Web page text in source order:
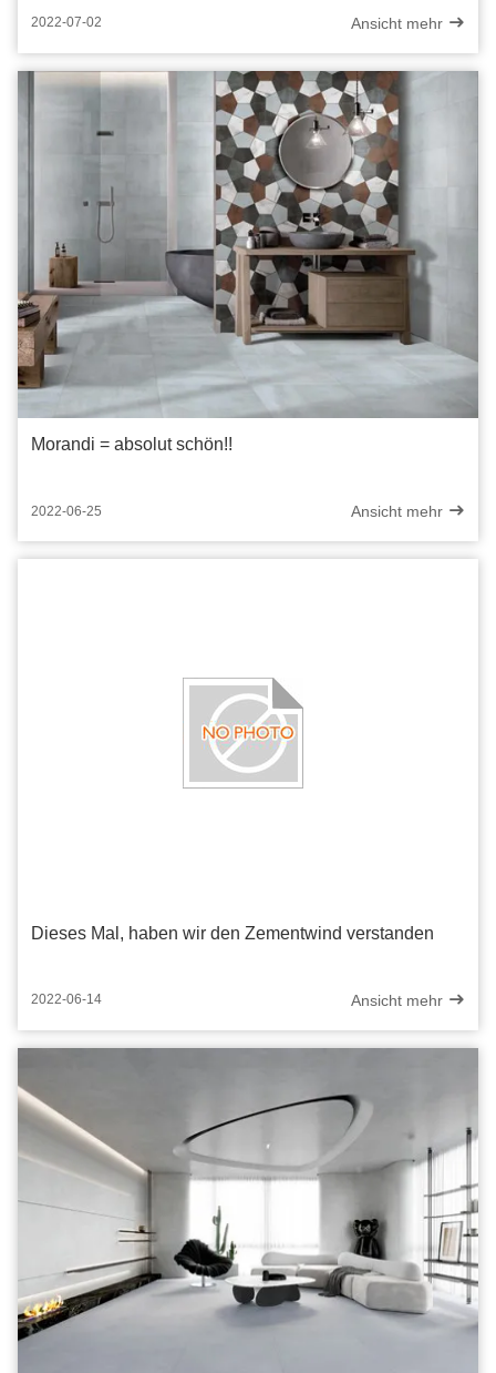
2022-07-02 Ansicht mehr
Morandi = absolut schön!!
2022-06-25 Ansicht mehr
Dieses Mal, haben wir den Zementwind verstanden
2022-06-14 Ansicht mehr